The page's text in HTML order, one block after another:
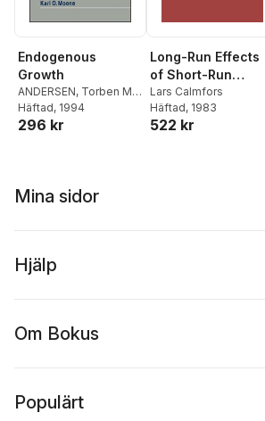
Endogenous
Growth
ANDERSEN, Torben M.
Andersen,Karl-Ove
Moene
Häftad, 1994
296 kr
Long-Run Effects
of Short-Run
Stabilization Policy
Lars Calmfors
Häftad, 1983
522 kr
Mina sidor
Hjälp
Om Bokus
Populärt